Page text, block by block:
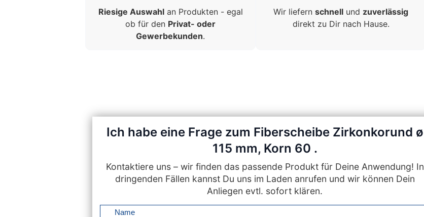
Riesige Auswahlan Produkten - egal
ob für den Privat- oder
Gewerbekunden.
Wir liefern schnell und zuverlässig
direkt zu Dir nach Hause.
Ich habe eine Frage zum Fiberscheibe Zirkonkorund ø
115 mm, Korn 60 .
Kontaktiere uns – wir finden das passende Produkt für Deine Anwendung! In
dringenden Fällen kannst Du uns im Laden anrufen und wir können Dein
Anliegen evtl. sofort klären.
Name